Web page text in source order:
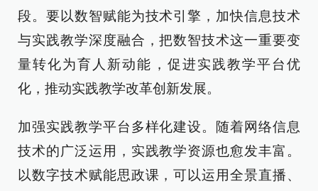
段。要以数智赋能为技术引擎，加快信息技术
与实践教学深度融合，把数智技术这一重要变
量转化为育人新动能，促进实践教学平台优
化，推动实践教学改革创新发展。
加强实践教学平台多样化建设。随着网络信息
技术的广泛运用，实践教学资源也愈发丰富。
以数字技术赋能思政课，可以运用全景直播、